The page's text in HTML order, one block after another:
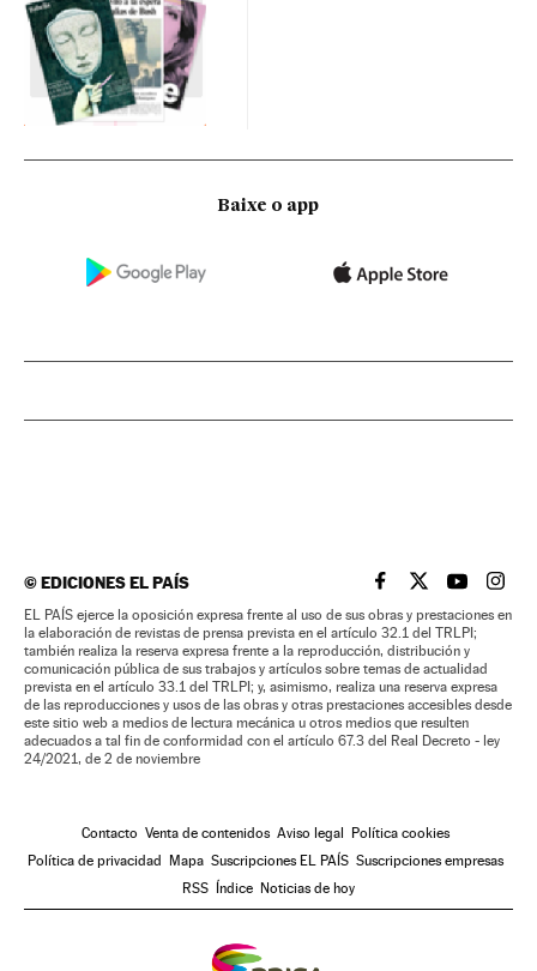
Baixe o app
©EDICIONES EL PAÍS EL PAÍS BRASIL EN
EL PAÍSEL PAÍS
EL
EL PAÍS ejerce la oposición expresa frente al uso de sus obras y prestaciones en
la elaboración de revistas de prensa prevista en el artículo 32.1 del TRLPI;
también realiza la reserva expresa frente a la reproducción, distribución y
comunicación pública de sus trabajos y artículos sobre temas de actualidad
prevista en el artículo 33.1 del TRLPI; y, asimismo, realiza una reserva expresa
de las reproducciones y usos de las obras y otras prestaciones accesibles desde
este sitio web a medios de lectura mecánica u otros medios que resulten
adecuados a tal fin de conformidad con el artículo 67.3 del Real Decreto - ley
24/2021, de 2 de noviembre
Contacto Venta de contenidos Aviso legal Política cookies
Política de privacidad Mapa Suscripciones EL PAÍS Suscripciones empresas
RSS Índice Noticias de hoy